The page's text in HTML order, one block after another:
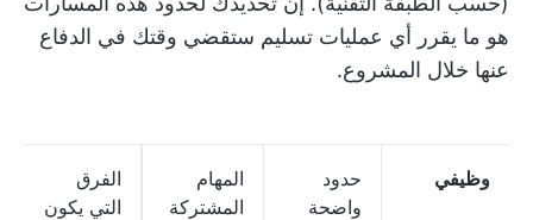
هو ما يقرر أي عمليات تسليم ستقضي وقتك في الدفاع
عنها خلال المشروع.
وظيفي
حدود
واضحة
المهام
المشتركة
الفرق
التي يكون